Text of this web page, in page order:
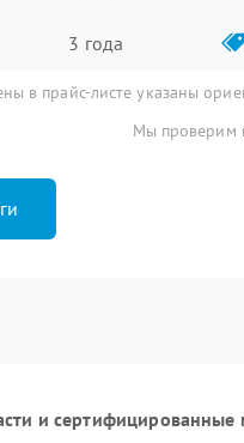
3 года
в прайс-листе указаны
Мы проверим
и сертифицированные